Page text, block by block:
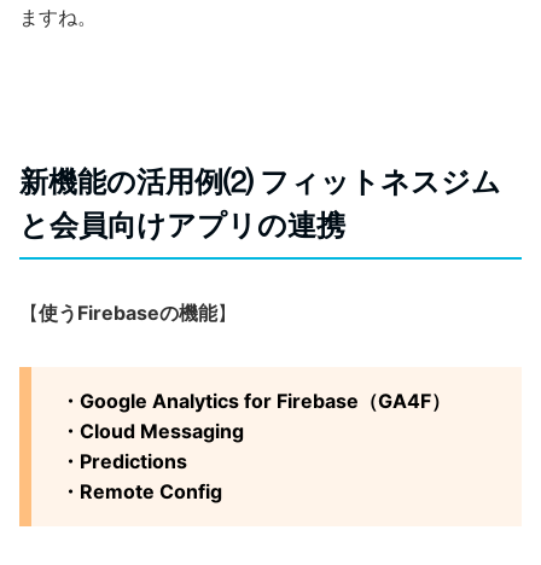
ますね。
新機能の活用例⑵ フィットネスジム
と会員向けアプリの連携
【使うFirebaseの機能】
・Google Analytics for Firebase（GA4F）
・Cloud Messaging
・Predictions
・Remote Config